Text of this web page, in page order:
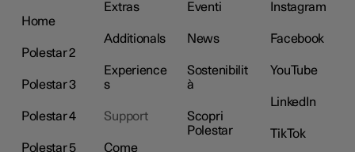
Home
Polestar 2
Polestar 3
Polestar 4
Polestar 5
Extras
Additionals
Experience
s
Support
Come
Eventi
News
Sostenibilit
à
Scopri
Polestar
Instagram
Facebook
YouTube
LinkedIn
TikTok